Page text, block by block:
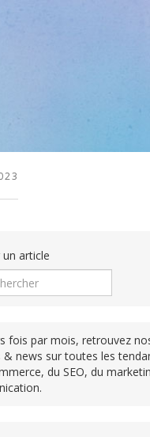
article
fois par mois, retrouvez
& news sur toutes les
du SEO, du